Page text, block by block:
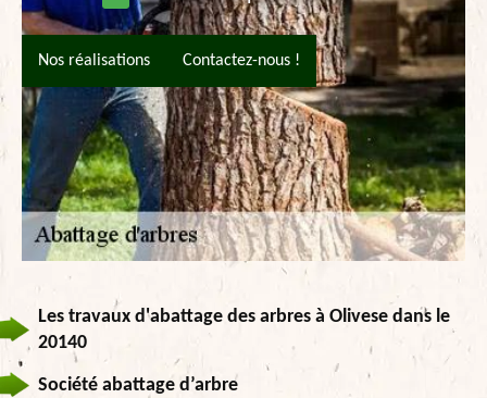
Nos réalisations Contactez-nous !
Les travaux d'abattage des arbres à Olivese dans le
20140
Société abattage d’arbre